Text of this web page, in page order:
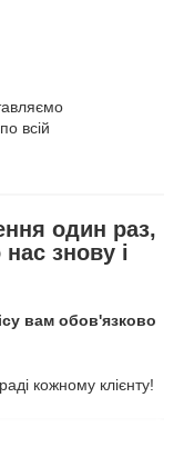
всій
один раз,
знову і
вам обов'язково
кожному клієнту!